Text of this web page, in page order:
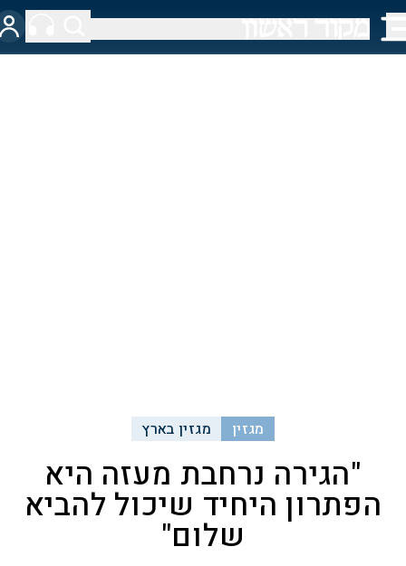
מגזין מגזין בארץ
"הגירה נרחבת מעזה היא
הפתרון היחיד שיכול להביא
שלום"